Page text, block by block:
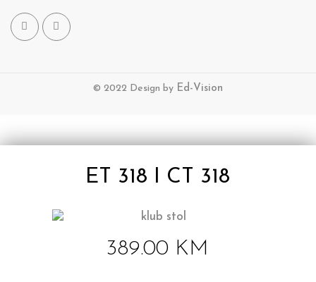
© 2022 Design by Ed-Vision
ET 318 I CT 318
389.00 KM